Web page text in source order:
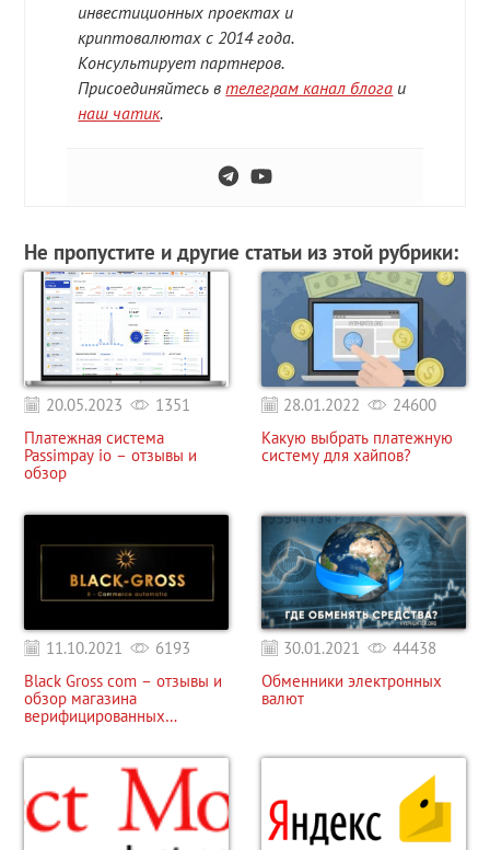
инвестиционных проектах и
криптовалютах с 2014 года.
Консультирует партнеров.
Присоединяйтесь втелеграм канал блога и
наш чатик.
Не пропустите и другие статьи из этой рубрики:
20.05.2023
1351
Платежная система
Passimpay io – отзывы и
обзор
28.01.2022
24600
Какую выбрать платежную
систему для хайпов?
11.10.2021
6193
Black Gross com – отзывы и
обзор магазина
верифицированных
30.01.2021
44438
Обменники электронных
валют